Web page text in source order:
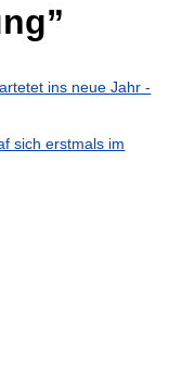
”
ins neue Jahr -
sich erstmals im